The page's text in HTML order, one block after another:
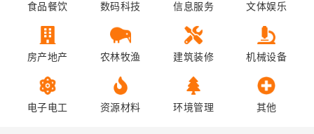
食品餐饮 数码科技 信息服务 文体娱乐
房产地产 农林牧渔 建筑装修 机械设备
电子电工 资源材料 环境管理 其他